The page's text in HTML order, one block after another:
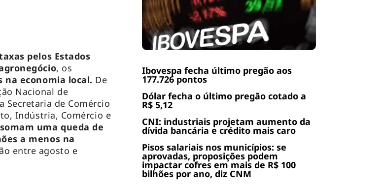
Ibovespa fecha último pregão aos
177.726 pontos
Dólar fecha o último pregão cotado a
R$ 5,12
CNI: industriais projetam aumento da
dívida bancária e crédito mais caro
Pisos salariais nos municípios: se
aprovadas, proposições podem
impactar cofres em mais de R$ 100
bilhões por ano, diz CNM
pelos Estados
, os
na economia local. De
Nacional de
Secretaria de Comércio
Indústria, Comércio e
uma queda de
a menos na
entre agosto e